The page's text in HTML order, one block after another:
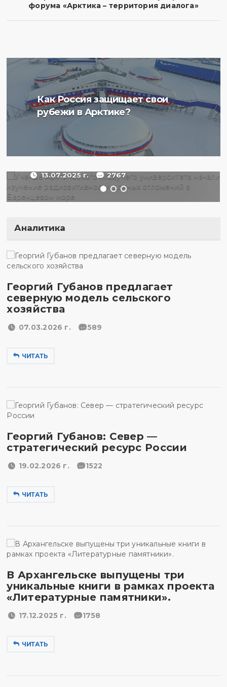
форума «Арктика – территория диалога»
Как Россия защищает свои
рубежи в Арктике?
Ученые Арктического
плавучего университета
радиоактивности донных
отложений в Баренцевом
13.07.2025 г. 2767
Аналитика
Георгий Губанов предлагает
северную модель сельского
хозяйства
07.03.2026 г. 589
ЧИТАТЬ
Георгий Губанов: Север —
стратегический ресурс России
19.02.2026 г. 1522
ЧИТАТЬ
В Архангельске выпущены три
уникальные книги в рамках проекта
«Литературные памятники».
17.12.2025 г. 1758
ЧИТАТЬ